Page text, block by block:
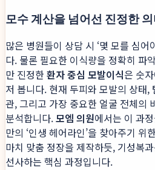
모수 계산을 넘어선 진정한
많은 병원들이 상담 시 ‘몇 모를 심어
다. 물론 필요한 이식량을 정확히 파
만 진정한환자 중심 모발이식은 숫
저 봅니다. 현재 두피와 모발의 상태,
관, 그리고 가장 중요한 얼굴 전체의
분석합니다.모엠 의원에서는 이 과
만의 ‘인생 헤어라인’을 찾아주기 위
마치 맞춤 정장을 제작하듯, 기성복
선사하는 핵심 과정입니다.